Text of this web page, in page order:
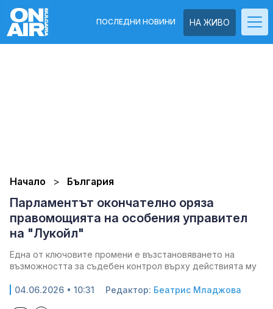
НА ЖИВО
ПОСЛЕДНИ НОВИНИ
Начало България
Парламентът окончателно оряза
правомощията на особения управител
на "Лукойл"
Една от ключовите промени е възстановяването на
възможността за съдебен контрол върху действията му
04.06.2026 • 10:31 Редактор: Беатрис Младжова